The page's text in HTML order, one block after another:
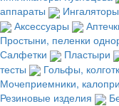
аппараты
Ингаляторы
Аксессуары
Простыни, пеленки
Салфетки
Пластыри
тесты
Гольфы,
Мочеприемники,
Резиновые изделия